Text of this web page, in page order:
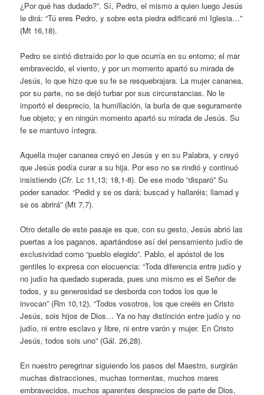
¿Por qué has dudado?”. Sí, Pedro, el mismo a quien luego Jesús
le dirá: “Tú eres Pedro, y sobre esta piedra edificaré mi Iglesia…”
(Mt 16,18).
Pedro se sintió distraído por lo que ocurría en su entorno; el mar
embravecido, el viento, y por un momento apartó su mirada de
Jesús, lo que hizo que su fe se resquebrajara. La mujer cananea,
por su parte, no se dejó turbar por sus circunstancias. No le
importó el desprecio, la humillación, la burla de que seguramente
fue objeto; y en ningún momento apartó su mirada de Jesús. Su
fe se mantuvo íntegra.
Aquella mujer cananea creyó en Jesús y en su Palabra, y creyó
que Jesús podía curar a su hija. Por eso no se rindió y continuó
insistiendo (Cfr. Lc 11,13; 18,1-8). De ese modo “disparó” Su
poder sanador. “Pedid y se os dará; buscad y hallaréis; llamad y
se os abrirá” (Mt 7,7).
Otro detalle de este pasaje es que, con su gesto, Jesús abrió las
puertas a los paganos, apartándose así del pensamiento judío de
exclusividad como “pueblo elegido”. Pablo, el apóstol de los
gentiles lo expresa con elocuencia: “Toda diferencia entre judío y
no judío ha quedado superada, pues uno mismo es el Señor de
todos, y su generosidad se desborda con todos los que le
invocan” (Rm 10,12). “Todos vosotros, los que creéis en Cristo
Jesús, sois hijos de Dios… Ya no hay distinción entre judío y no
judío, ni entre esclavo y libre, ni entre varón y mujer. En Cristo
Jesús, todos sois uno” (Gál. 26,28).
En nuestro peregrinar siguiendo los pasos del Maestro, surgirán
muchas distracciones, muchas tormentas, muchos mares
embravecidos, muchos aparentes desprecios de parte de Dios,